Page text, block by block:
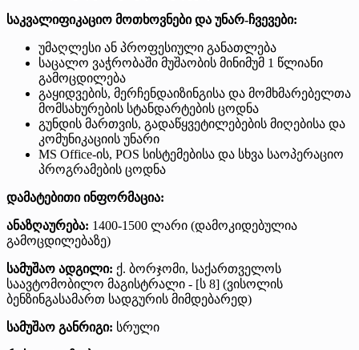
საკვალიფიკაციო მოთხოვნები და უნარ-ჩვევები:
უმაღლესი ან პროფესიული განათლება
საცალო ვაჭრობაში მუშაობის მინიმუმ 1 წლიანი
გამოცდილება
გაყიდვების, მერჩენდაიზინგისა და მომხმარებელთა
მომსახურების სტანდარტების ცოდნა
გუნდის მართვის, გადაწყვეტილებების მიღებისა და
კომუნიკაციის უნარი
MS Office-ის, POS სისტემებისა და სხვა საოპერაციო
პროგრამების ცოდნა
დამატებითი ინფორმაცია:
ანაზღაურება: 1400-1500 ლარი (დამოკიდებულია
გამოცდილებაზე)
სამუშაო ადგილი: ქ. ბორჯომი, საქართველოს
საავტომობილო მაგისტრალი - [ს 8] (ვისოლის
ბენზინგასამართ სადგურის მიმდებარედ)
სამუშაო განრიგი: სრული